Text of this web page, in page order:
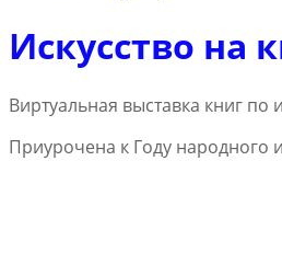
Искусство на
Виртуальная выставка книг по
Приурочена к Году народного